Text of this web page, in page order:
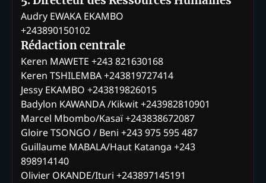
Audry EWAKA EKAMBO
+243890150102
Rédaction centrale
Keren MAWETE +243 821630168
Keren TSHILEMBA +243819727414
Jessy EKAMBO +243819826015
Badylon KAWANDA /Kikwit +243982810901
Marcel Mbombo/Kasaï +243838672087
Gloire TSONGO / Beni +243 975 595 487
Guillaume MABALA/Haut Katanga +243
898914140
Olivier OKANDE/Ituri +243897145191